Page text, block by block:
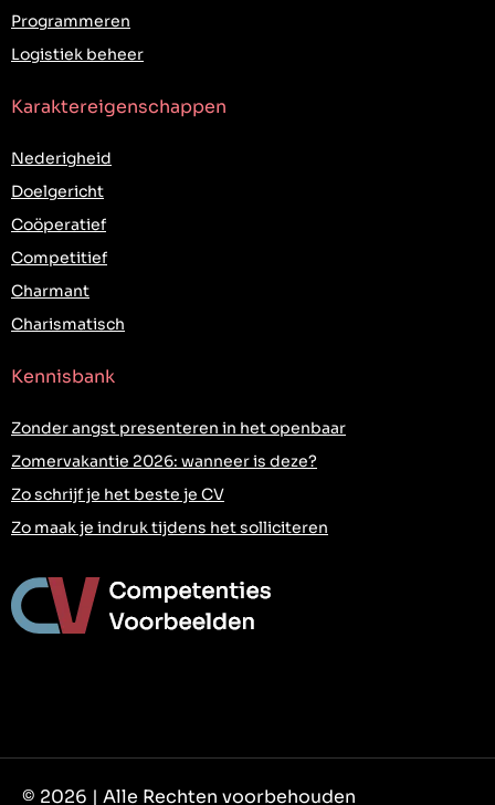
Programmeren
Logistiek beheer
Karaktereigenschappen
Nederigheid
Doelgericht
Coöperatief
Competitief
Charmant
Charismatisch
Kennisbank
Zonder angst presenteren in het openbaar
Zomervakantie 2026: wanneer is deze?
Zo schrijf je het beste je CV
Zo maak je indruk tijdens het solliciteren
© 2026 | Alle Rechten voorbehouden